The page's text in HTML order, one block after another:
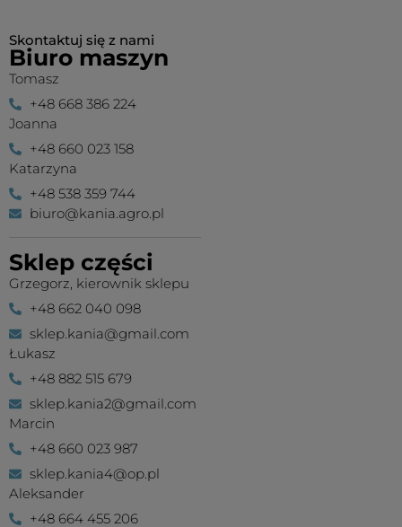
Skontaktuj się z nami
Biuro maszyn
Tomasz
+48 668 386 224
Joanna
+48 660 023 158
Katarzyna
+48 538 359 744
biuro@kania.agro.pl
Sklep części
Grzegorz, kierownik sklepu
+48 662 040 098
sklep.kania@gmail.com
Łukasz
+48 882 515 679
sklep.kania2@gmail.com
Marcin
+48 660 023 987
sklep.kania4@op.pl
Aleksander
+48 664 455 206